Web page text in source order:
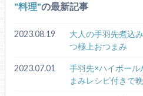
料理 の最新記事
2023.08.19
大人の手羽先煮込
つ極上おつまみ
2023.07.01
手羽先×ハイボール
まみレシピ付きで